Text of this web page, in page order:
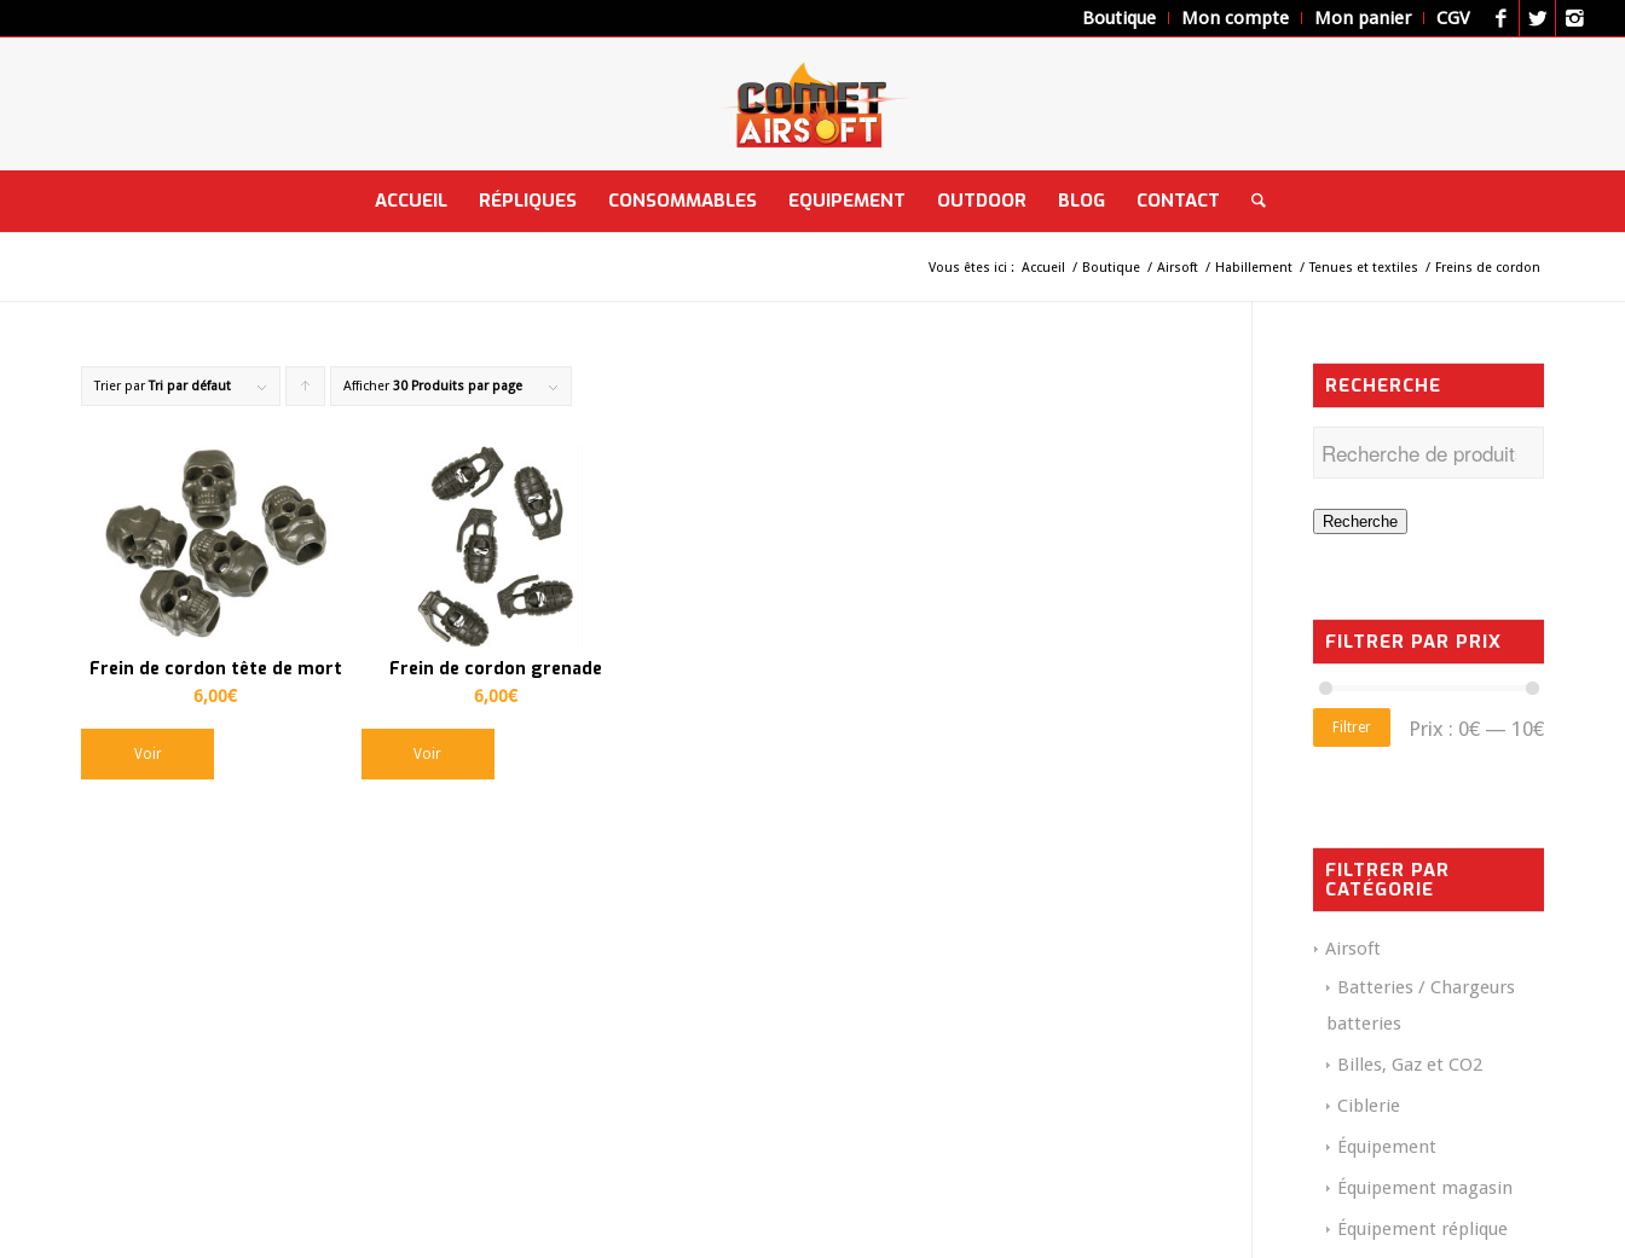
Boutique Mon compte Mon panier CGV
ACCUEIL RÉPLIQUES CONSOMMABLES EQUIPEMENT OUTDOOR BLOG CONTACT
Vous êtes ici : Accueil / Boutique / Airsoft / Habillement / Tenues et textiles / Freins de cordon
Trier parTri par défaut Cliquer
les
produits
Afficher30 Produits par page
Frein de cordon tête de mort
6,00€
Voir
Frein de cordon grenade
6,00€
Voir
RECHERCHE
Recherche
FILTRER PAR PRIX
Filtrer Prix : 0€ — 10€
FILTRER PAR
CATÉGORIE
Airsoft
Batteries / Chargeurs
batteries
Billes, Gaz et CO2
Ciblerie
Équipement
Équipement magasin
Équipement réplique